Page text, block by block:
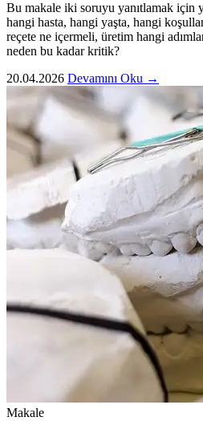
Bu makale iki soruyu yanıtlamak için
hangi hasta, hangi yaşta, hangi
reçete ne içermeli, üretim hangi
neden bu kadar kritik?
20.04.2026 Devamını Oku →
Makale